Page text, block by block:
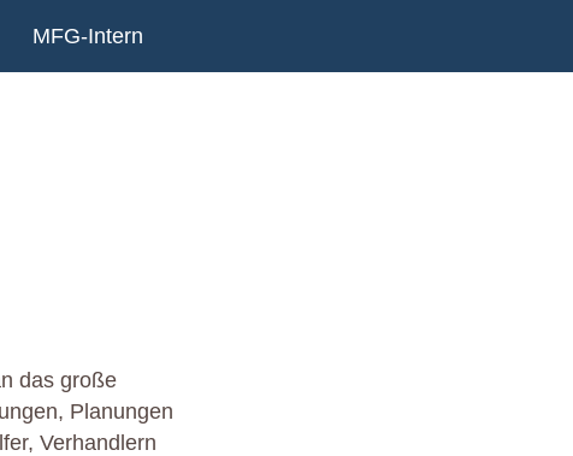
MFG-Intern
das große
Planungen
Verhandlern